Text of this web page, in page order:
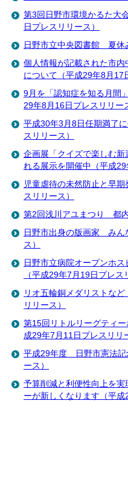
第3回日野市環境かるた大
日プレスリリース）
日野市立中央図書館 夏休
個人情報が記載された市
について（平成29年8月17
9月を「認知症を知る月間
29年8月16日プレスリリー
平成30年3月8日任期満了
スリリース）
企画展「クイズで楽しむ
れる展示を開催中（平成29
児童虐待の未然防止と早
スリリース）
第2回浅川アユまつり 都
日野市出身の版画家 みん
ス）
日野市立病院オープンホ
（平成29年7月19日プレス
リオ五輪銅メダリストな
リリース）
第15回リトルリーグティ
成29年7月11日プレスリリ
平成29年度 日野市憲法記
ース）
予算削減と利便性向上を
ーが新しくなります（平成